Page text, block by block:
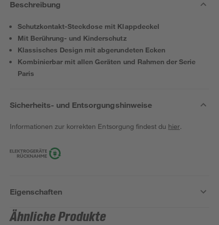
Beschreibung
Schutzkontakt-Steckdose mit Klappdeckel
Mit Berührung- und Kinderschutz
Klassisches Design mit abgerundeten Ecken
Kombinierbar mit allen Geräten und Rahmen der Serie
Paris
Sicherheits- und Entsorgungshinweise
Informationen zur korrekten Entsorgung findest du hier.
Eigenschaften
Ähnliche Produkte